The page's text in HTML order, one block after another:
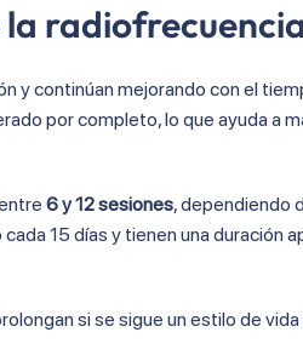
la
y continúan mejorando con el
por completo, lo que ayuda a
6 y 12 sesiones, dependiendo
15 días y tienen una duración
si se sigue un estilo de